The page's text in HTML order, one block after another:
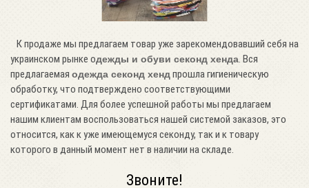
К продаже мы предлагаем товар уже зарекомендовавший себя на
украинском рынке одежды и обуви секонд хенда. Вся
предлагаемая одежда секонд хендпрошла гигиеническую
обработку, что подтверждено соответствующими
сертификатами. Для более успешной работы мы предлагаем
нашим клиентам воспользоваться нашей системой заказов, это
относится, как к уже имеющемуся секонду, так и к товару
которого в данный момент нет в наличии на складе.
Звоните!